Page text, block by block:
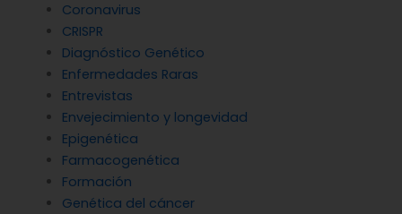
Coronavirus
CRISPR
Diagnóstico Genético
Enfermedades Raras
Entrevistas
Envejecimiento y longevidad
Epigenética
Farmacogenética
Formación
Genética del cáncer